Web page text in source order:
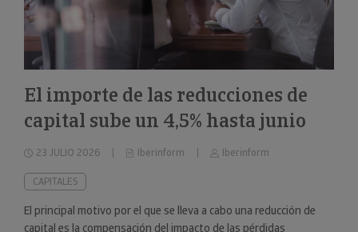
El importe de las reducciones de
capital sube un 4,5% hasta junio
23 JULIO 2026 Iberinform Iberinform
CAPITALES
El principal motivo por el que se lleva a cabo una reducción de
capital es la compensación del impacto de las pérdidas